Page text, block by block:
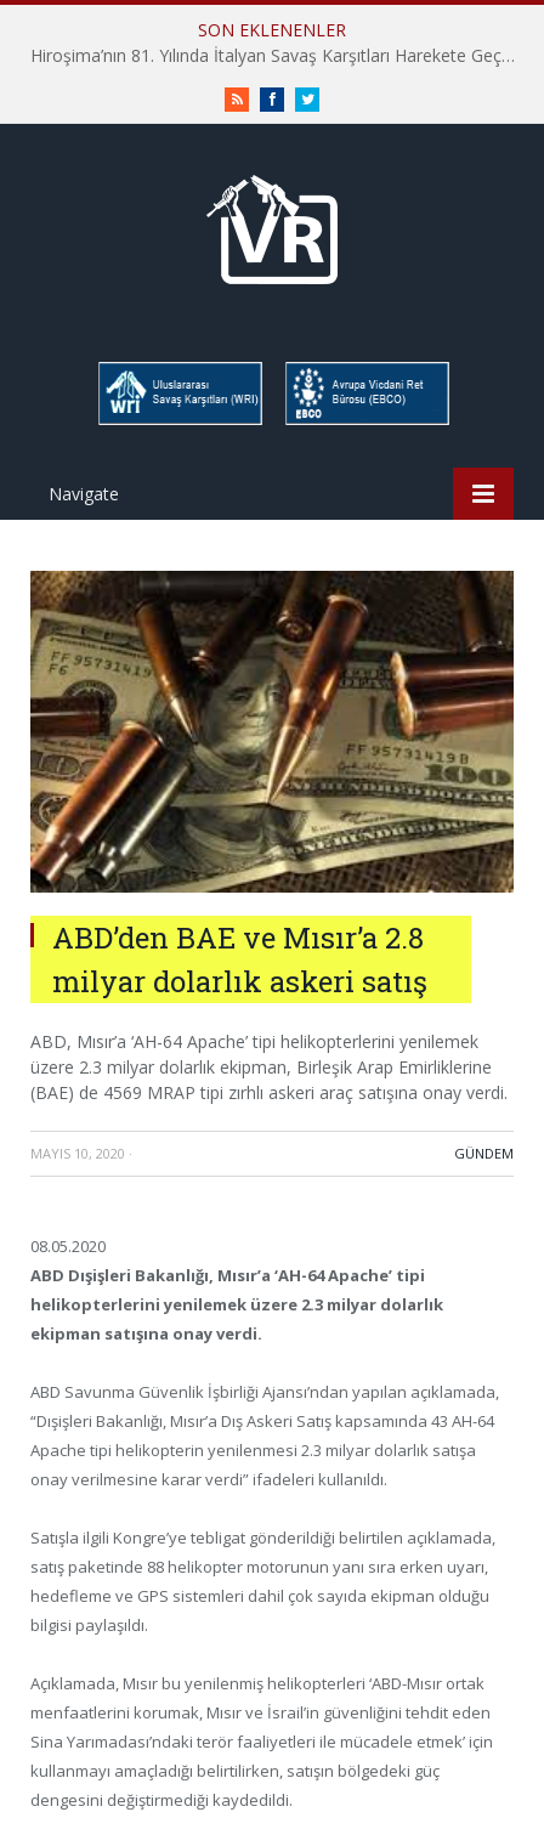
SON EKLENENLER
Hiroşima’nın 81. Yılında İtalyan Savaş Karşıtları Harekete Geçti: “Hatırlamak yeterli değil”
RSS FacebookTwitter
Navigate
ABD’den BAE ve Mısır’a 2.8
milyar dolarlık askeri satış
ABD, Mısır’a ‘AH-64 Apache’ tipi helikopterlerini yenilemek
üzere 2.3 milyar dolarlık ekipman, Birleşik Arap Emirliklerine
(BAE) de 4569 MRAP tipi zırhlı askeri araç satışına onay verdi.
MAYIS 10, 2020 · GÜNDEM
08.05.2020
ABD Dışişleri Bakanlığı, Mısır’a ‘AH-64 Apache’ tipi
helikopterlerini yenilemek üzere 2.3 milyar dolarlık
ekipman satışına onay verdi.
ABD Savunma Güvenlik İşbirliği Ajansı’ndan yapılan açıklamada,
“Dışişleri Bakanlığı, Mısır’a Dış Askeri Satış kapsamında 43 AH-64
Apache tipi helikopterin yenilenmesi 2.3 milyar dolarlık satışa
onay verilmesine karar verdi” ifadeleri kullanıldı.
Satışla ilgili Kongre’ye tebligat gönderildiği belirtilen açıklamada,
satış paketinde 88 helikopter motorunun yanı sıra erken uyarı,
hedefleme ve GPS sistemleri dahil çok sayıda ekipman olduğu
bilgisi paylaşıldı.
Açıklamada, Mısır bu yenilenmiş helikopterleri ‘ABD-Mısır ortak
menfaatlerini korumak, Mısır ve İsrail’in güvenliğini tehdit eden
Sina Yarımadası’ndaki terör faaliyetleri ile mücadele etmek’ için
kullanmayı amaçladığı belirtilirken, satışın bölgedeki güç
dengesini değiştirmediği kaydedildi.